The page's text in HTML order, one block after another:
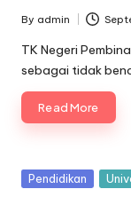
Posted
by
By admin
TK Negeri
sebagai tidak
Read More
Posted
Pendidikan